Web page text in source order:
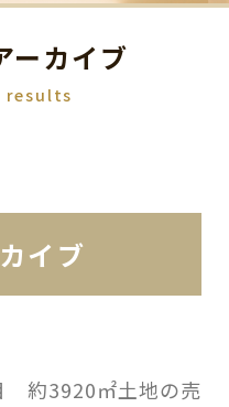
ーカイブ
results
イブ
約3920㎡土地の売